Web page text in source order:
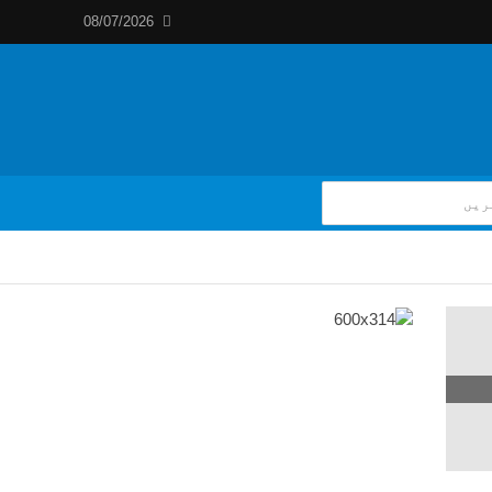
08/07/2026